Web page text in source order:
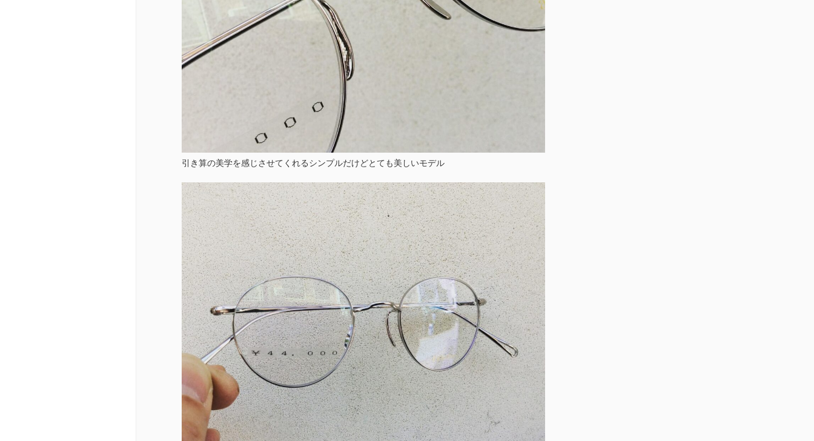
引き算の美学を感じさせてくれるシンプルだけどとても美しいモデル